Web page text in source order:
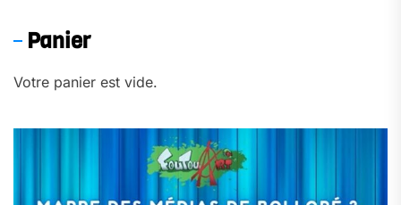
Panier
Votre panier est vide.